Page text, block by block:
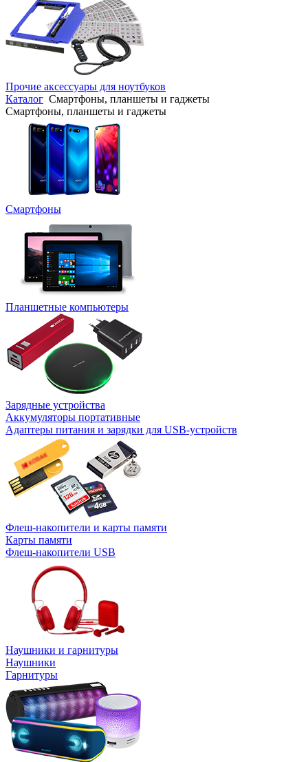
Прочие аксессуары для ноутбуков
Каталог Смартфоны, планшеты и гаджеты
Смартфоны, планшеты и гаджеты
Смартфоны
Планшетные компьютеры
Зарядные устройства
Аккумуляторы портативные
Адаптеры питания и зарядки для USB-устройств
Флеш-накопители и карты памяти
Карты памяти
Флеш-накопители USB
Наушники и гарнитуры
Наушники
Гарнитуры